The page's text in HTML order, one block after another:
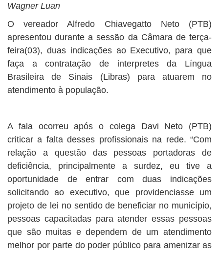
Wagner Luan
O vereador Alfredo Chiavegatto Neto (PTB)
apresentou durante a sessão da Câmara de terça-
feira(03), duas indicações ao Executivo, para que
faça a contratação de interpretes da Língua
Brasileira de Sinais (Libras) para atuarem no
atendimento à população.
A fala ocorreu após o colega Davi Neto (PTB)
criticar a falta desses profissionais na rede. “Com
relação a questão das pessoas portadoras de
deficiência, principalmente a surdez, eu tive a
oportunidade de entrar com duas indicações
solicitando ao executivo, que providenciasse um
projeto de lei no sentido de beneficiar no município,
pessoas capacitadas para atender essas pessoas
que são muitas e dependem de um atendimento
melhor por parte do poder público para amenizar as